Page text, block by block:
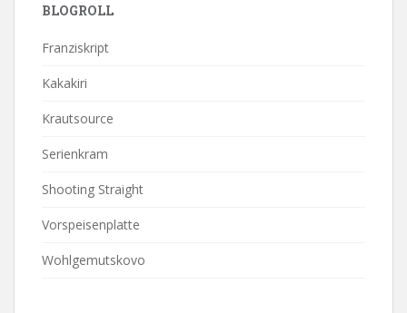
BLOGROLL
Franziskript
Kakakiri
Krautsource
Serienkram
Shooting Straight
Vorspeisenplatte
Wohlgemutskovo